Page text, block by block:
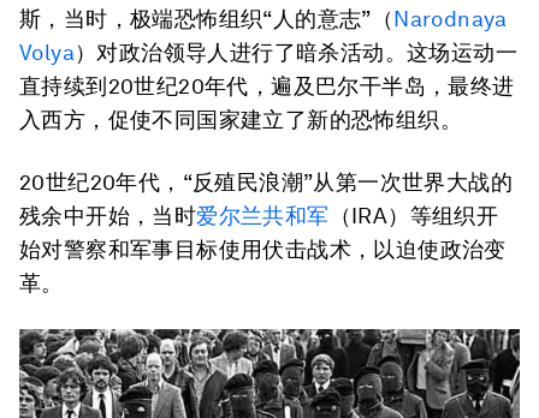
斯，当时，极端恐怖组织“人的意志”（Narodnaya
Volya）对政治领导人进行了暗杀活动。这场运动一
直持续到20世纪20年代，遍及巴尔干半岛，最终进
入西方，促使不同国家建立了新的恐怖组织。
20世纪20年代，“反殖民浪潮”从第一次世界大战的
残余中开始，当时爱尔兰共和军 （IRA）等组织开
始对警察和军事目标使用伏击战术，以迫使政治变
革。